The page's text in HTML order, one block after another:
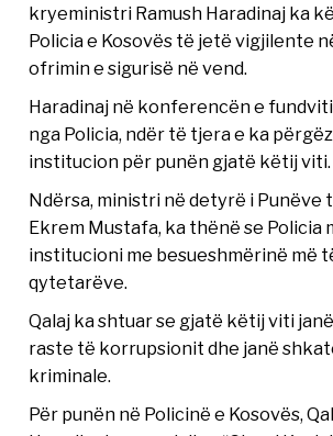
kryeministri Ramush Haradinaj ka
Policia e Kosovës të jetë vigjilente
ofrimin e sigurisë në vend.
Haradinaj në konferencën e
nga Policia, ndër të tjera e ka
institucion për punën gjatë këtij viti.
Ndërsa, ministri në detyrë i Punëve
Ekrem Mustafa, ka thënë se Policia
institucioni me besueshmërinë më
qytetarëve.
Qalaj ka shtuar se gjatë këtij viti
raste të korrupsionit dhe janë
kriminale.
Për punën në Policinë e Kosovës,